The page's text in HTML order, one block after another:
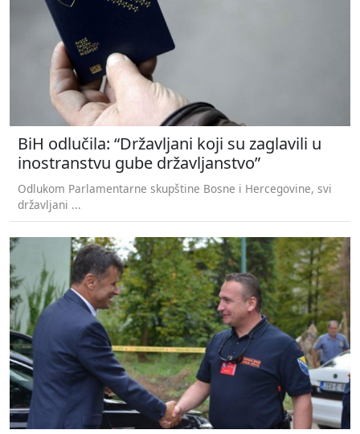
BiH odlučila: “Državljani koji su zaglavili u
inostranstvu gube državljanstvo”
Odlukom Parlamentarne skupštine Bosne i Hercegovine, svi
državljani ...